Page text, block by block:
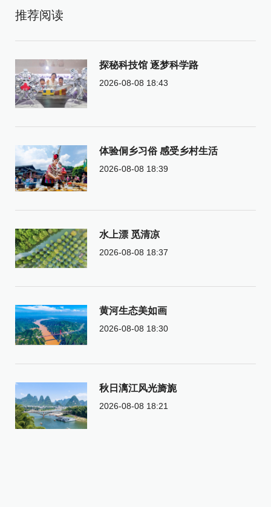
推荐阅读
探秘科技馆 逐梦科学路
2026-08-08 18:43
体验侗乡习俗 感受乡村生活
2026-08-08 18:39
水上漂 觅清凉
2026-08-08 18:37
黄河生态美如画
2026-08-08 18:30
秋日漓江风光旖旎
2026-08-08 18:21